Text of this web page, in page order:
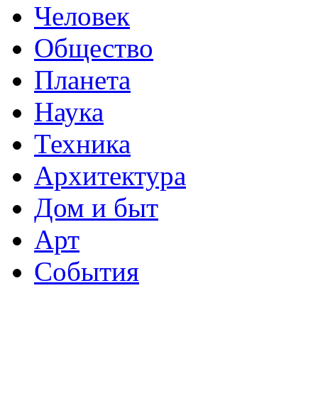
Человек
Общество
Планета
Наука
Техника
Архитектура
Дом и быт
Арт
События